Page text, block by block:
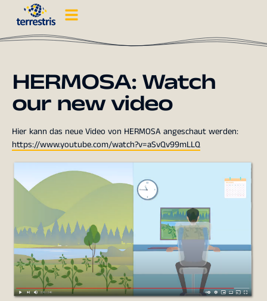
HERMOSA: Watch
our new video
Hier kann das neue Video von HERMOSA angeschaut werden:
https://www.youtube.com/watch?v=aSvQv99mLLQ